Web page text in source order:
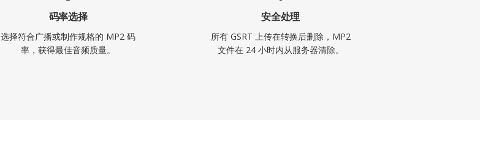
码率选择
选择符合广播或制作规格的 MP2 码
率，获得最佳音频质量。
安全处理
所有 GSRT 上传在转换后删除，MP2
文件在 24 小时内从服务器清除。